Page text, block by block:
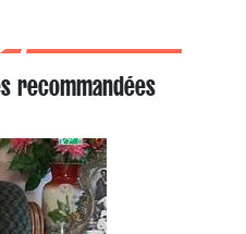
recommandées